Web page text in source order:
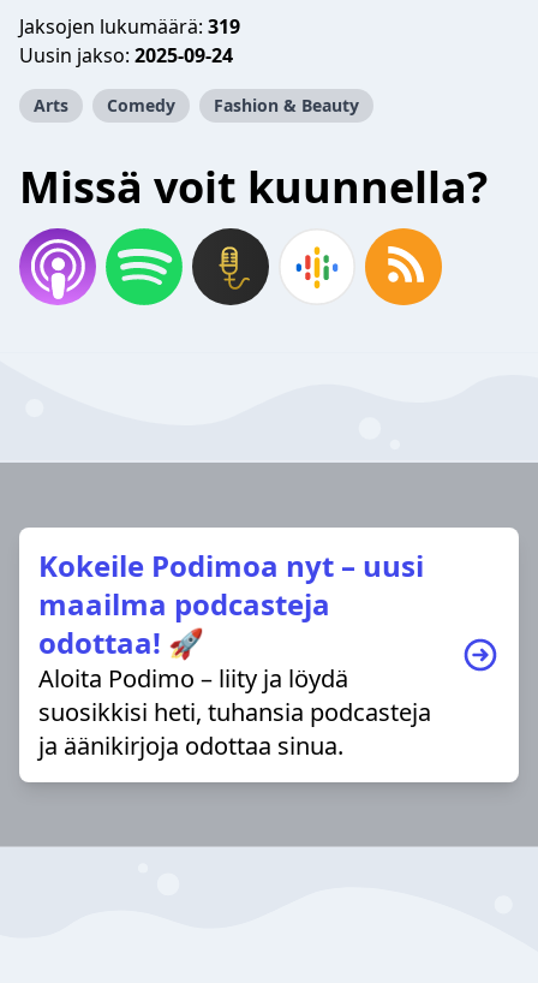
Jaksojen lukumäärä: 319
Uusin jakso: 2025-09-24
Arts Comedy Fashion & Beauty
Missä voit kuunnella?
Kokeile Podimoa nyt – uusi
maailma podcasteja
odottaa! 🚀
Aloita Podimo – liity ja löydä
suosikkisi heti, tuhansia podcasteja
ja äänikirjoja odottaa sinua.